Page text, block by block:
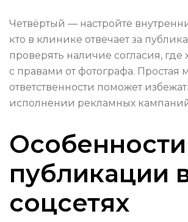
Четвёртый — настройте
кто в клинике отвечает за
проверять наличие согласия, где
с правами от фотографа. Простая
ответственности поможет
исполнении рекламных
Особенности
публикации
соцсетях